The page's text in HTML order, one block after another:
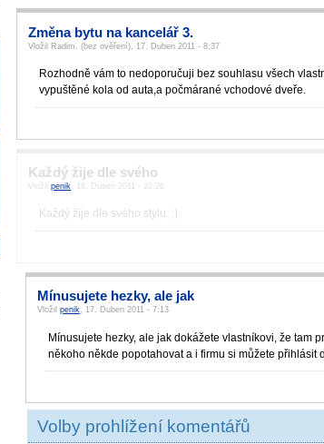
Změna bytu na kancelář 3.
Vložil Radim. (bez ověření), 17. Duben 2011 - 8:37
Rozhodně vám to nedoporučuji bez souhlasu všech
vypuštěné kola od auta,a počmárané vchodové dveře.
Každý žije dle svého
Vložilpenik , 16. Duben 2011 - 20:26
Každý žije dle svého stylu. :)
Mínusujete hezky, ale jak
Vložilpenik, 17. Duben 2011 - 7:13
Mínusujete hezky, ale jak dokážete vlastníkovi, že tam
někoho někde popotahovat a i firmu si můžete přihlásit
Volby prohlížení komentářů